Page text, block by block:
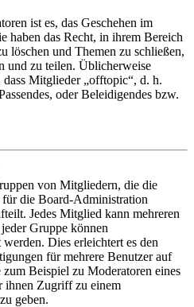
ist es, das Geschehen im
haben das Recht, in ihrem Bereich
löschen und Themen zu schließen,
und zu teilen. Üblicherweise
Mitglieder „offtopic“, d. h.
oder Beleidigendes bzw.
von Mitgliedern, die die
die Board-Administration
Jedes Mitglied kann mehreren
Gruppe können
Dies erleichtert es den
für mehrere Benutzer auf
Beispiel zu Moderatoren eines
ihnen Zugriff zu einem
geben.